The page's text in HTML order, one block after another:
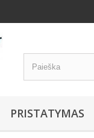
PRISTATYMAS